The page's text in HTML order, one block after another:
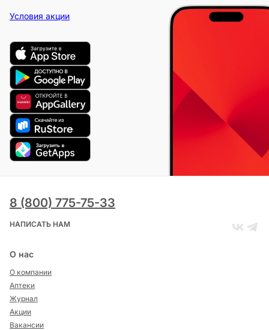
Условия акции
8 (800) 775-75-33
НАПИСАТЬ НАМ
О нас
О компании
Аптеки
Журнал
Акции
Вакансии